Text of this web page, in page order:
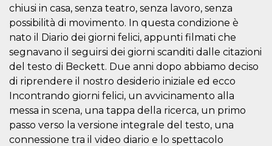
chiusi in casa, senza teatro, senza lavoro, senza
possibilità di movimento. In questa condizione è
nato il Diario dei giorni felici, appunti filmati che
segnavano il seguirsi dei giorni scanditi dalle citazioni
del testo di Beckett. Due anni dopo abbiamo deciso
di riprendere il nostro desiderio iniziale ed ecco
Incontrando giorni felici, un avvicinamento alla
messa in scena, una tappa della ricerca, un primo
passo verso la versione integrale del testo, una
connessione tra il video diario e lo spettacolo
whether or
not the
browser has
cookies
enabled
PHPSESSID
PHP.net
oooh.events
Session
Cookie
generated
by
applications
based on
the PHP
language.
This is a
purpose